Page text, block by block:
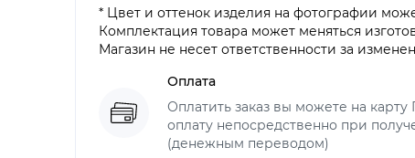
* Цвет и оттенок изделия на фотографии
Комплектация товара может меняться
Магазин не несет ответственности за
Оплата
Оплатить заказ вы можете на
оплату непосредственно при
(денежным переводом)